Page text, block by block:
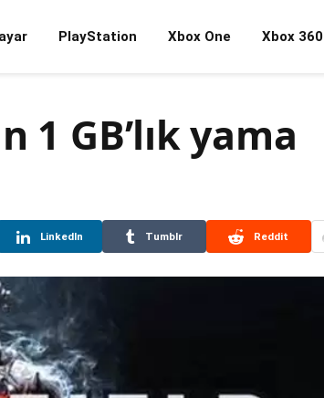
PlayStation Xbox One Xbox 360
1 GB’lık yama
LinkedIn Tumblr Reddit